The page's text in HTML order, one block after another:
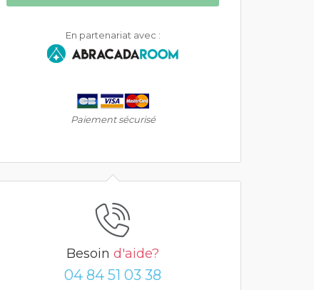
En partenariat avec :
Paiement sécurisé
Besoin d'aide?
04 84 51 03 38